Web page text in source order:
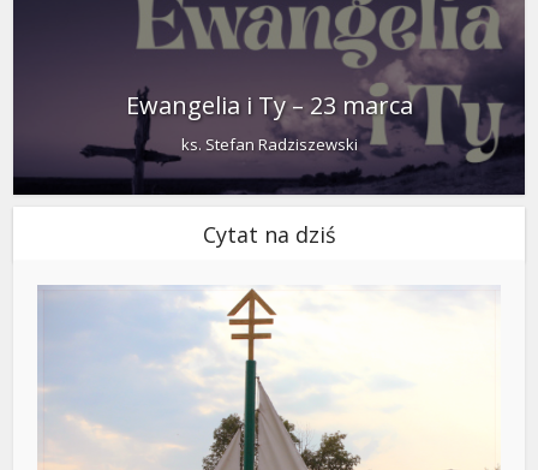
Ewangelia i Ty – 23 marca
ks. Stefan Radziszewski
Cytat na dziś